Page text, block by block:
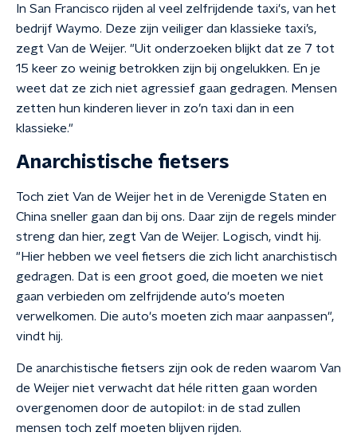
In San Francisco rijden al veel zelfrijdende taxi's, van het
bedrijf Waymo. Deze zijn veiliger dan klassieke taxi’s,
zegt Van de Weijer. "Uit onderzoeken blijkt dat ze 7 tot
15 keer zo weinig betrokken zijn bij ongelukken. En je
weet dat ze zich niet agressief gaan gedragen. Mensen
zetten hun kinderen liever in zo’n taxi dan in een
klassieke."
Anarchistische fietsers
Toch ziet Van de Weijer het in de Verenigde Staten en
China sneller gaan dan bij ons. Daar zijn de regels minder
streng dan hier, zegt Van de Weijer. Logisch, vindt hij.
"Hier hebben we veel fietsers die zich licht anarchistisch
gedragen. Dat is een groot goed, die moeten we niet
gaan verbieden om zelfrijdende auto's moeten
verwelkomen. Die auto's moeten zich maar aanpassen",
vindt hij.
De anarchistische fietsers zijn ook de reden waarom Van
de Weijer niet verwacht dat héle ritten gaan worden
overgenomen door de autopilot: in de stad zullen
mensen toch zelf moeten blijven rijden.